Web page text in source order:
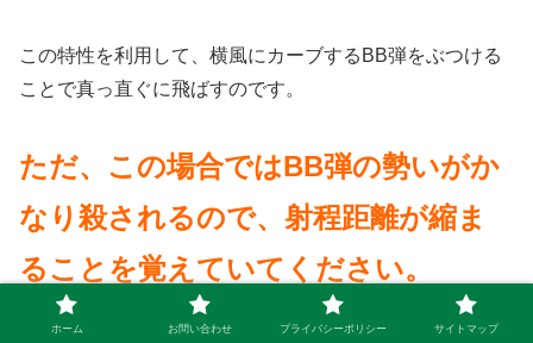
この特性を利用して、横風にカーブするBB弾をぶつける
ことで真っ直ぐに飛ばすのです。
ただ、この場合ではBB弾の勢いがか
なり殺されるので、射程距離が縮ま
ることを覚えていてください。
ホーム お問い合わせ プライバシーポリシー サイトマップ